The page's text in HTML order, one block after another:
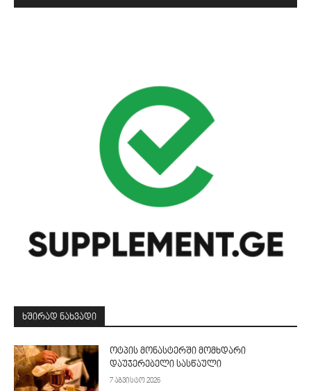
ᲮᲨᲘᲠᲐᲓ ᲜᲐᲮᲕᲐᲓᲘ
ოტპის მონასტერში მომხდარი
დაუჯერებელი სასწაული
7 აგვისტო 2026